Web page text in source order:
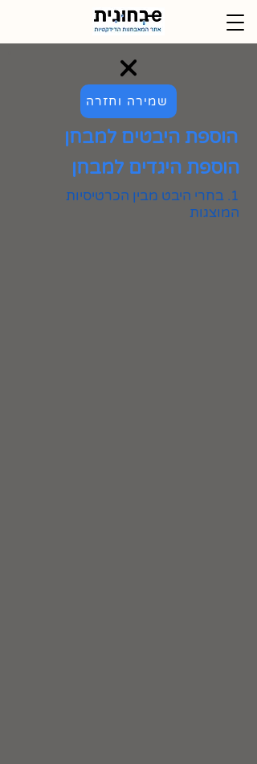
שמירה וחזרה
הוספת היבטים למבחן
הוספת היגדים למבחן
1. בחרי היבט מבין הכרטיסיות
המוצגות